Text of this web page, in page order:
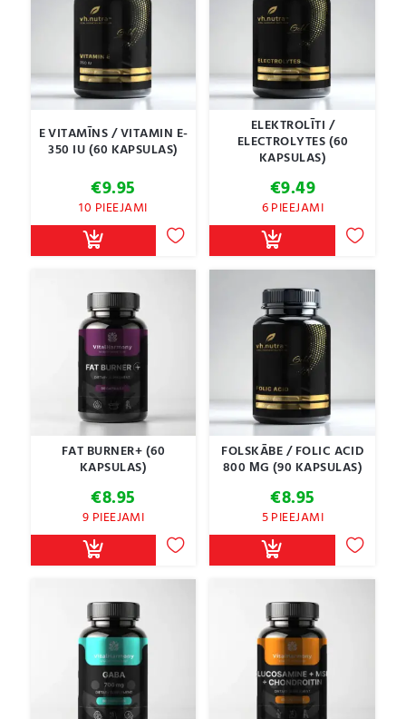
E VITAMĪNS / VITAMIN E-
350 IU (60 KAPSULAS)
€9.95
10 PIEEJAMI
ELEKTROLĪTI /
ELECTROLYTES (60
KAPSULAS)
€9.49
6 PIEEJAMI
FAT BURNER+ (60
KAPSULAS)
€8.95
9 PIEEJAMI
FOLSKĀBE / FOLIC ACID
800 ΜG (90 KAPSULAS)
€8.95
5 PIEEJAMI